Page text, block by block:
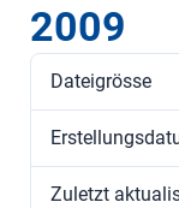
2009
Dateigrösse
Zuletzt